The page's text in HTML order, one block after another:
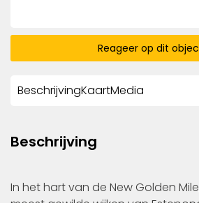
Reageer op dit
BeschrijvingKaartMedia
Beschrijving
In het hart van de New Golden